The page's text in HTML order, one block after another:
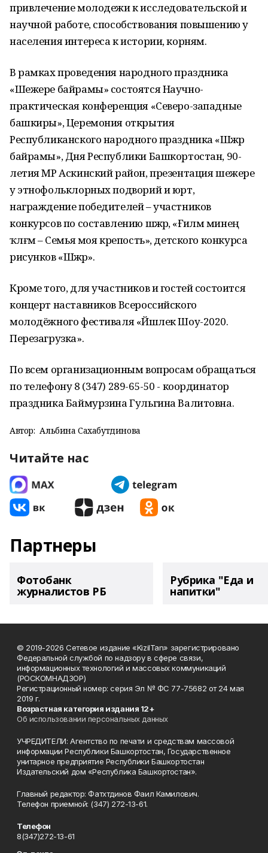
привлечение молодежи к исследовательской и
научной работе, способствования повышению у
населения интереса к истории, корням.
В рамках проведения народного праздника
«Шежере байрамы» состоятся Научно-
практическая конференция «Северо-западные
башкиры», Церемония открытия
Республиканского народного праздника «Шәжәрә
байрамы», Дня Республики Башкортостан, 90-
летия МР Аскинский район, презентация шежере
у этнофольклорных подворий и юрт,
награждение победителей – участников
конкурсов по составлению шәжәрә, «Ғәиләм минең
ҡәлғәм – Семья моя крепость», детского конкурса
рисунков «Шәжәрә».
Кроме того, для участников и гостей состоится
концерт наставников Всероссийского
молодёжного фестиваля «Йәшлек Шоу-2020.
Перезагрузка».
По всем организационным вопросам обращаться
по телефону 8 (347) 289-65-50 - координатор
праздника Баймурзина Гульгина Валитовна.
Автор: Альбина Сахабутдинова
Читайте нас
Партнеры
Фотобанк
журналистов РБ
Рубрика "Еда и
напитки"
© 2019-2026 Сетевое издание «KizilTan» зарегистрировано
Федеральной службой по надзору в сфере связи,
информационных технологий и массовых коммуникаций
(РОСКОМНАДЗОР)
Регистрационный номер: серия Эл № ФС 77-75682 от 24 мая
2019 г.
Возрастная категория издания 12+
Об использовании персональных данных
УЧРЕДИТЕЛИ: Агентство по печати и средствам массовой
информации Республики Башкортостан, Государственное
унитарное предприятие Республики Башкортостан
Издательский дом «Республика Башкортостан».
Главный редактор: Фатхтдинов Фаил Камилович.
Телефон приемной: (347) 272-13-61.
Телефон
8(347)272-13-61